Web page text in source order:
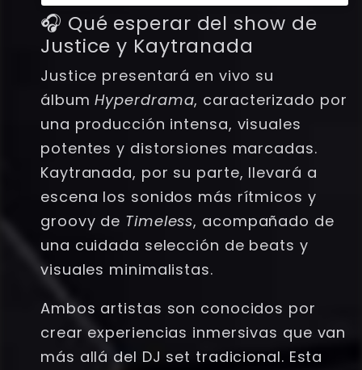
🎧 Qué esperar del show de
Justice y Kaytranada
Justice presentará en vivo su
álbumHyperdrama, caracterizado por
una producción intensa, visuales
potentes y distorsiones marcadas.
Kaytranada, por su parte, llevará a
escena los sonidos más rítmicos y
groovy de Timeless, acompañado de
una cuidada selección de beats y
visuales minimalistas.
Ambos artistas son conocidos por
crear experiencias inmersivas que van
más allá del DJ set tradicional. Esta